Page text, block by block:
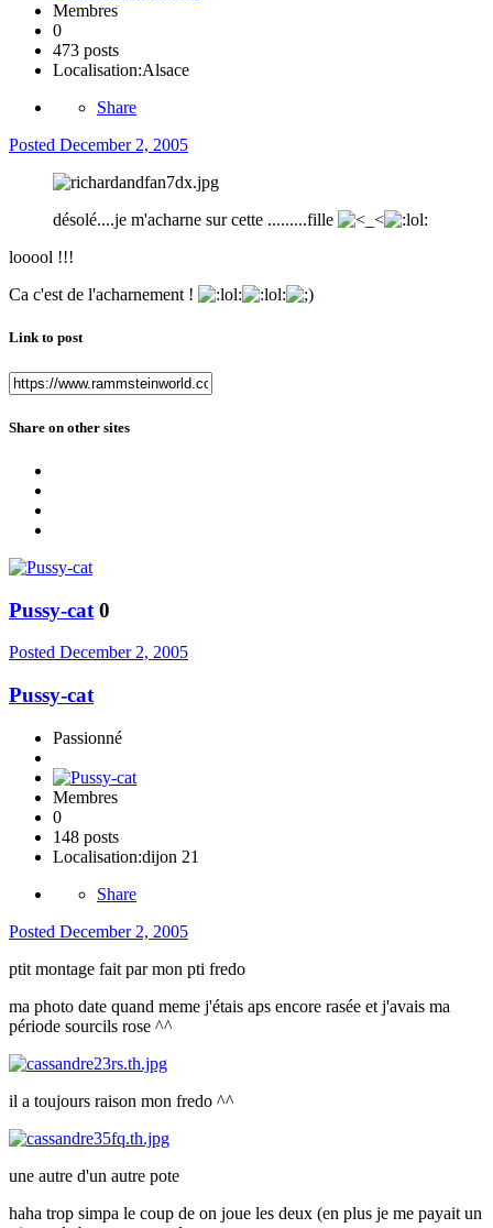
Membres
0
473 posts
Localisation:Alsace
Share
Posted December 2, 2005
désolé....je m'acharne sur cette .........fille
looool !!!
Ca c'est de l'acharnement !
Link to post
Share on other sites
Pussy-cat 0
Posted December 2, 2005
Pussy-cat
Passionné
Membres
0
148 posts
Localisation:dijon 21
Share
Posted December 2, 2005
ptit montage fait par mon pti fredo
ma photo date quand meme j'étais aps encore rasée et j'avais ma
période sourcils rose ^^
il a toujours raison mon fredo ^^
une autre d'un autre pote
haha trop simpa le coup de on joue les deux (en plus je me payait un